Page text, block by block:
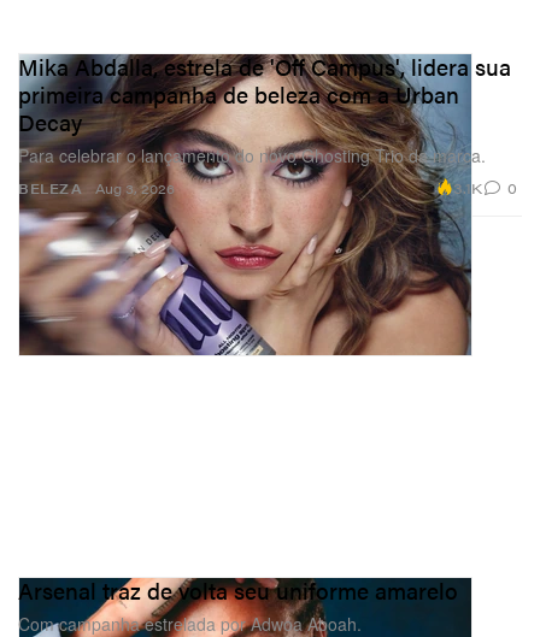
BELEZA
Mika Abdalla, estrela de 'Off Campus', lidera sua
primeira campanha de beleza com a Urban
Decay
Para celebrar o lançamento do novo Ghosting Trio da marca.
Aug 3, 2026 3.1K 0
Arsenal traz de volta seu uniforme amarelo
Com campanha estrelada por Adwoa Aboah.